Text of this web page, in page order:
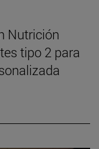
Nutrición
tipo 2 para